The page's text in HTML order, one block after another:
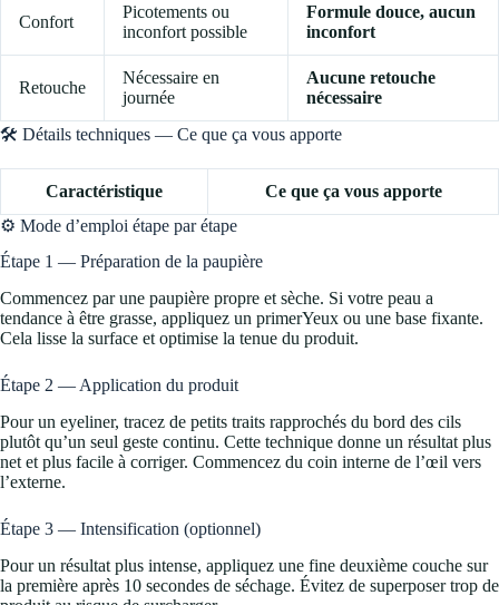
Confort
Picotements ou
inconfort possible
Formule douce, aucun
inconfort
Retouche
Nécessaire en
journée
Aucune retouche
nécessaire
🛠️ Détails techniques — Ce que ça vous apporte
Caractéristique
Ce que ça vous apporte
⚙️ Mode d’emploi étape par étape
Étape 1 — Préparation de la paupière
Commencez par une paupière propre et sèche. Si votre peau a
tendance à être grasse, appliquez un primerYeux ou une base fixante.
Cela lisse la surface et optimise la tenue du produit.
Étape 2 — Application du produit
Pour un eyeliner, tracez de petits traits rapprochés du bord des cils
plutôt qu’un seul geste continu. Cette technique donne un résultat plus
net et plus facile à corriger. Commencez du coin interne de l’œil vers
l’externe.
Étape 3 — Intensification (optionnel)
Pour un résultat plus intense, appliquez une fine deuxième couche sur
la première après 10 secondes de séchage. Évitez de superposer trop de